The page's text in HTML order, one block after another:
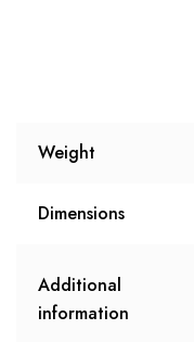
Weight
Dimensions
Additional
information